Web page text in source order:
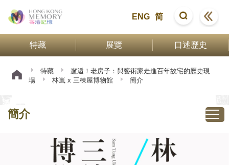
ENG 简
特藏 展覽 口述歷史
特藏
邂逅！老房子：與藝術家走進百年故宅的歷史現
場
林嵐 x 三棟屋博物館 簡介
簡介